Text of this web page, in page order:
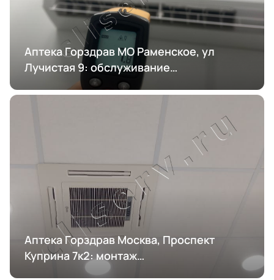
Аптека Горздрав МО Раменское, ул
Лучистая 9: обслуживание
кондиционирования
Аптека Горздрав Москва, Проспект
Куприна 7к2: монтаж
кондиционирования